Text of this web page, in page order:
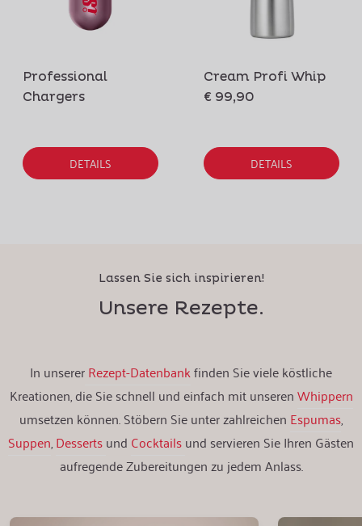
Professional
Chargers
DETAILS
Cream Profi Whip
€ 99,90
DETAILS
Lassen Sie sich inspirieren!
Unsere Rezepte.
In unsererRezept-Datenbankfinden Sie viele köstliche
Kreationen, die Sie schnell und einfach mit unserenWhippern
umsetzen können. Stöbern Sie unter zahlreichen Espumas,
Suppen,Dessertsund Cocktailsund servieren Sie Ihren Gästen
aufregende Zubereitungen zu jedem Anlass.